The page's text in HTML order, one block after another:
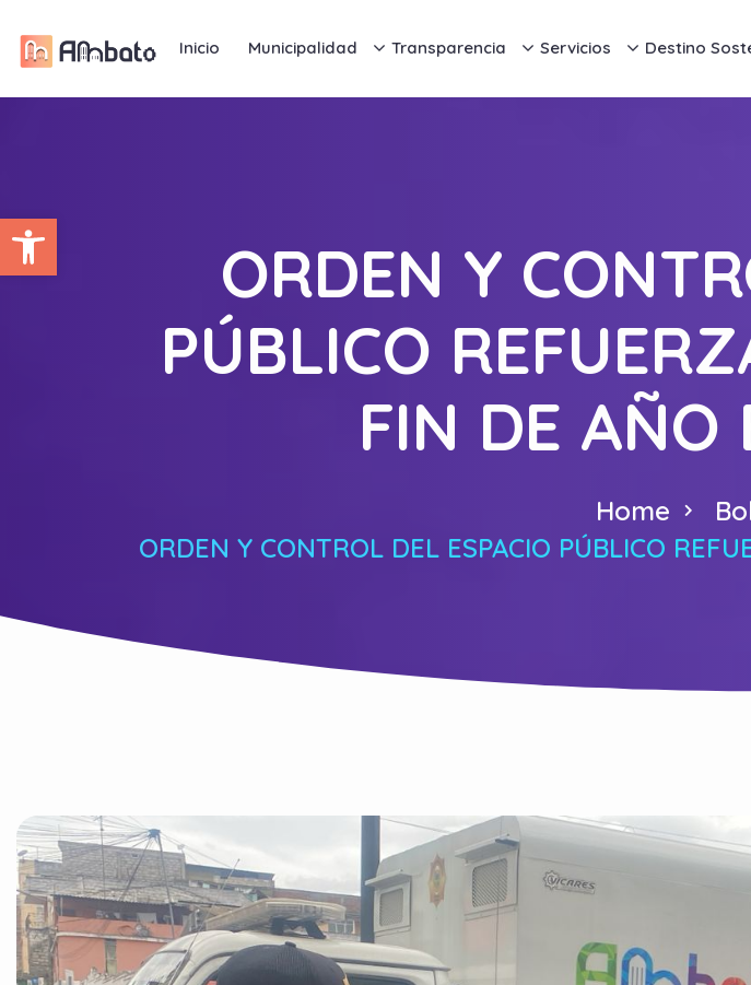
Abrir barra de herramientas
Inicio Municipalidad Transparencia Servicios Destino
ORDEN Y
PÚBLICO
FIN DE AÑO
Home
ORDEN Y CONTROL DEL ESPACIO PÚBLICO